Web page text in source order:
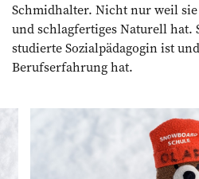
Schmidhalter. Nicht nur weil
und schlagfertiges Naturell hat.
studierte Sozialpädagogin ist
Berufserfahrung hat.